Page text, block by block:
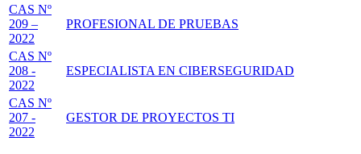
CAS Nº
209 –
2022
PROFESIONAL DE PRUEBAS
CAS Nº
208 -
2022
ESPECIALISTA EN CIBERSEGURIDAD
CAS Nº
207 -
2022
GESTOR DE PROYECTOS TI